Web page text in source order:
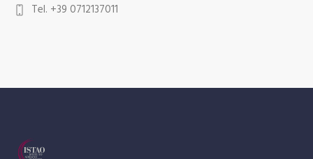
Tel. +39 0712137011